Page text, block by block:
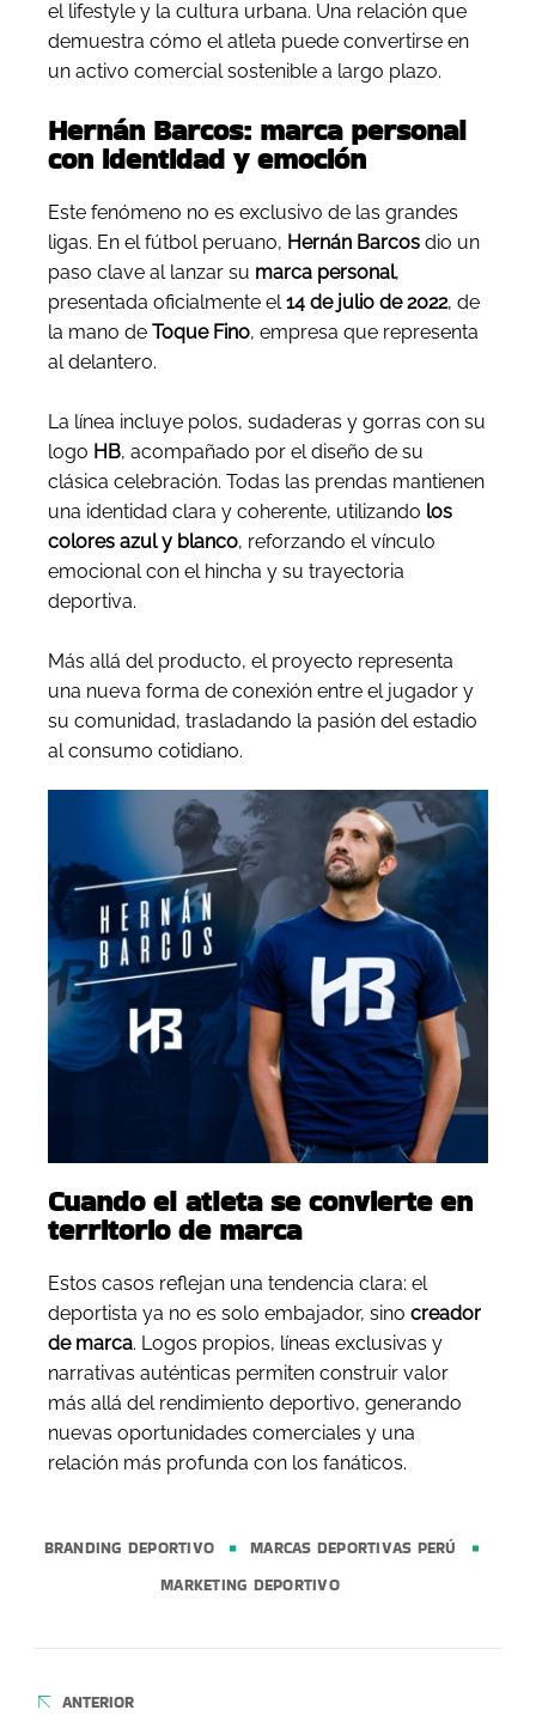
el lifestyle y la cultura urbana. Una relación que
demuestra cómo el atleta puede convertirse en
un activo comercial sostenible a largo plazo.
Hernán Barcos: marca personal
con identidad y emoción
Este fenómeno no es exclusivo de las grandes
ligas. En el fútbol peruano, Hernán Barcos dio un
paso clave al lanzar su marca personal,
presentada oficialmente el 14 de julio de 2022, de
la mano de Toque Fino, empresa que representa
al delantero.
La línea incluye polos, sudaderas y gorras con su
logo HB, acompañado por el diseño de su
clásica celebración. Todas las prendas mantienen
una identidad clara y coherente, utilizando los
colores azul y blanco, reforzando el vínculo
emocional con el hincha y su trayectoria
deportiva.
Más allá del producto, el proyecto representa
una nueva forma de conexión entre el jugador y
su comunidad, trasladando la pasión del estadio
al consumo cotidiano.
Cuando el atleta se convierte en
territorio de marca
Estos casos reflejan una tendencia clara: el
deportista ya no es solo embajador, sino creador
de marca. Logos propios, líneas exclusivas y
narrativas auténticas permiten construir valor
más allá del rendimiento deportivo, generando
nuevas oportunidades comerciales y una
relación más profunda con los fanáticos.
BRANDING DEPORTIVO
MARCAS DEPORTIVAS PERÚ
MARKETING DEPORTIVO
ANTERIOR